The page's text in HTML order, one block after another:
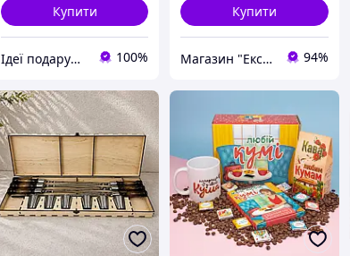
Купити
Ідеї подарунків 100%
Купити
Магазин "Ексклюзив" 94%